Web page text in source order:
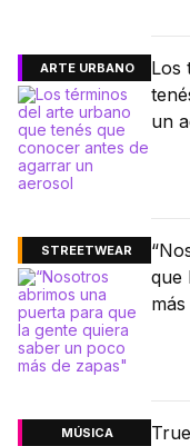
ARTE URBANO
Los
un
STREETWEAR
que
MÚSICA